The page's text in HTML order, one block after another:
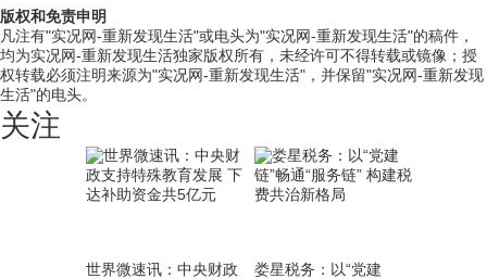
版权和免责申明
凡注有"实况网-重新发现生活"或电头为"实况网-重新发现生活"的稿件，
均为实况网-重新发现生活独家版权所有，未经许可不得转载或镜像；授
权转载必须注明来源为"实况网-重新发现生活"，并保留"实况网-重新发现
生活"的电头。
关注
世界微速讯：中央财政
娄星税务：以“党建